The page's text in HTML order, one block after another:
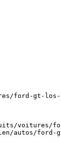
ford-gt-los-
voitures/
autos/ford-